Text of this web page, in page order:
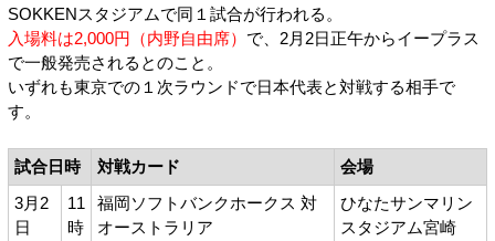
SOKKENスタジアムで同１試合が行われる。
入場料は2,000円（内野自由席） で、2月2日正午からイープラス
で一般発売されるとのこと。
いずれも東京での１次ラウンドで日本代表と対戦する相手で
す。
試合日時 対戦カード 会場
3月2
日
11
時
福岡ソフトバンクホークス 対
オーストラリア
ひなたサンマリン
スタジアム宮崎